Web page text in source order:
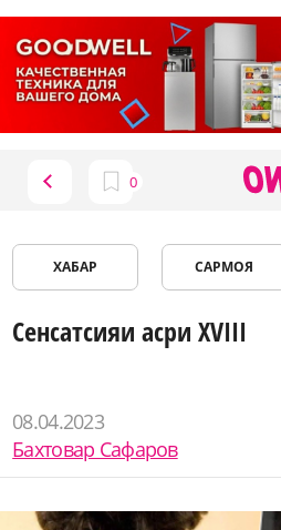
ХАБАР САРМОЯ
Сенсатсияи асри XVIII
08.04.2023
Бахтовар Сафаров